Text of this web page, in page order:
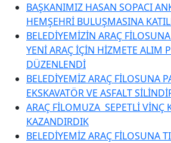
BAŞKANIMIZ HASAN SOPACI
HEMŞEHRİ BULUŞMASINA
BELEDİYEMİZİN ARAÇ
YENİ ARAÇ İÇİN HİZMETE ALIM
DÜZENLENDİ
BELEDİYEMİZ ARAÇ FİLOSUNA
EKSKAVATÖR VE ASFALT
ARAÇ FİLOMUZA SEPETLİ VİNÇ
KAZANDIRDIK
BELEDİYEMİZ ARAÇ FİLOSUNA